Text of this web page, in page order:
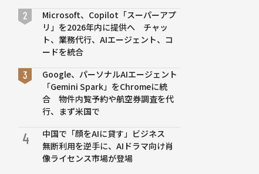
Microsoft、Copilot「スーパーアプ
リ」を2026年内に提供へ チャッ
ト、業務代行、AIエージェント、コ
ードを統合
Google、パーソナルAIエージェント
「Gemini Spark」をChromeに統
合 物件内覧予約や航空券調査を代
行、まず米国で
4
中国で「顔をAIに貸す」ビジネス
無断利用を逆手に、AIドラマ向け肖
像ライセンス市場が登場